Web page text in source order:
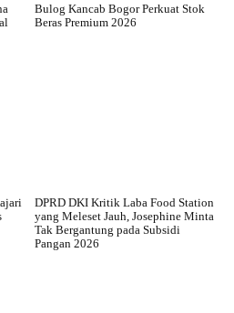
Bulog Kancab Bogor Perkuat Stok
Beras Premium 2026
DPRD DKI Kritik Laba Food Station
yang Meleset Jauh, Josephine Minta
Tak Bergantung pada Subsidi
Pangan 2026